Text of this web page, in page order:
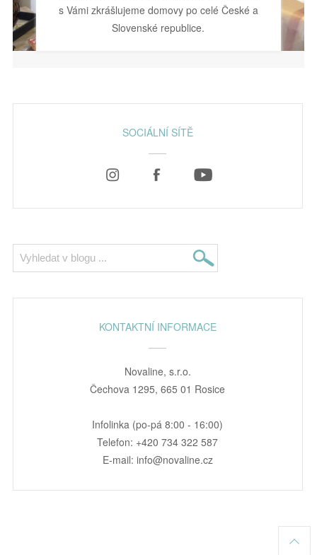
s Vámi zkrášlujeme domovy po celé České a
Slovenské republice.
SOCIÁLNÍ SÍTĚ
KONTAKTNÍ INFORMACE
Novaline, s.r.o.
Čechova 1295, 665 01 Rosice
Infolinka (po-pá 8:00 - 16:00)
Telefon: +420 734 322 587
E-mail: info@novaline.cz